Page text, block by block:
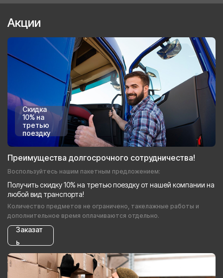
Акции
Скидка
10% на
третью
поездку
Преимущества долгосрочного сотрудничества!
Воспользуйтесь нашим пакетным предложением:
Получить скидку 10% на третью поездку от нашей компании на
любой вид транспорта!
Количество предметов не ограничено, такелажные работы и
дополнительное время оплачиваются отдельно.
Заказат
ь